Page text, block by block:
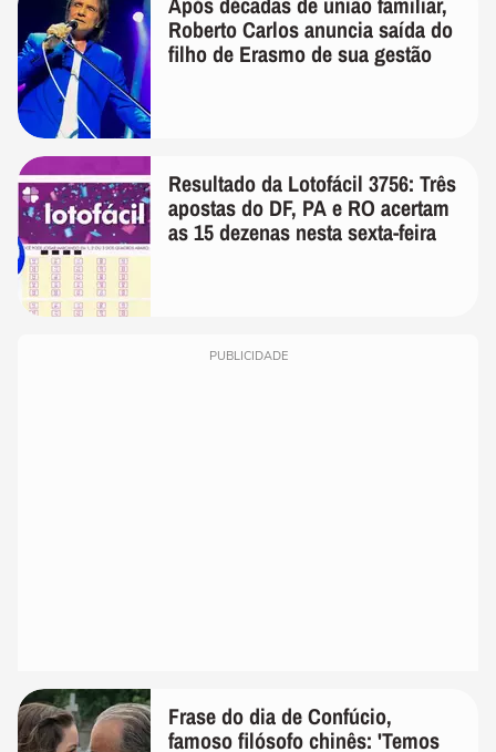
Roberto Carlos anuncia saída do
filho de Erasmo de sua gestão
Resultado da Lotofácil 3756: Três
apostas do DF, PA e RO acertam
as 15 dezenas nesta sexta-feira
PUBLICIDADE
Frase do dia de Confúcio,
famoso filósofo chinês: 'Temos